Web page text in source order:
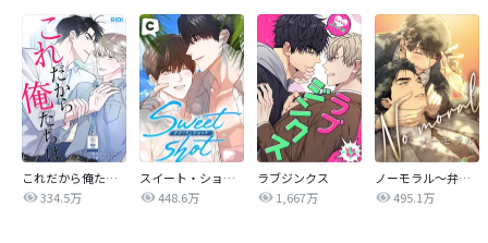
これだから俺たちは
334.5万
スイート・ショット
448.6万
ラブジンクス
1,667万
ノーモラル～弁護士の掟～
495.1万